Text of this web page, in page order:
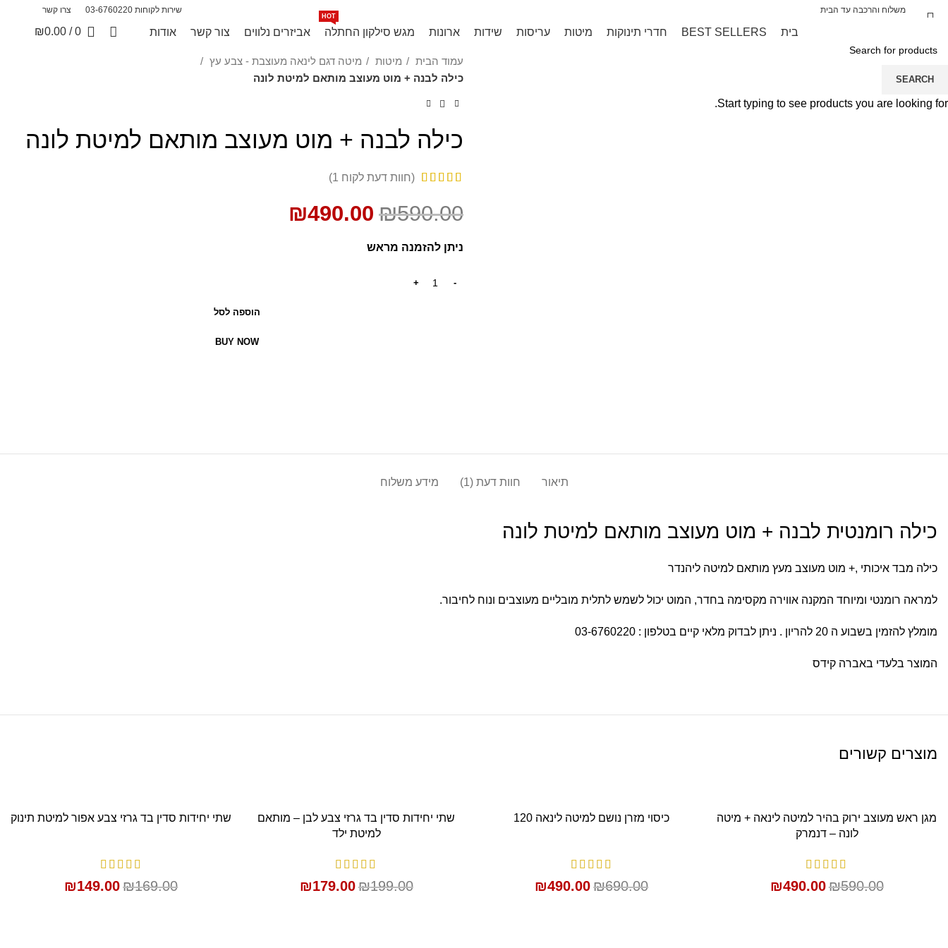
משלוח והרכבה עד הבית שירות לקוחות 03-6760220 צרו קשר
בית BEST SELLERS חדרי תינוקות מיטות עריסות שידות ארונות מגש סילקון החתלה
HOT
אביזרים נלווים צור קשר אודות 0
/
₪0.00
עמוד הבית מיטות
מיטה דגם לינאה מעוצבת - צבע עץ
כילה לבנה + מוט מעוצב מותאם למיטת לונה
כילה לבנה + מוט מעוצב מותאם למיטת לונה
(חוות דעת לקוח 1
)
₪590.00
₪490.00
ניתן להזמנה מראש
הוספה לסל
BUY NOW
תיאור חוות דעת (1) מידע משלוח
כילה רומנטית לבנה + מוט מעוצב מותאם למיטת לונה
כילה מבד איכותי ,+ מוט מעוצב מעץ מותאם למיטה ליהנדר
למראה רומנטי ומיוחד המקנה אווירה מקסימה בחדר, המוט יכול לשמש לתלית מובליים מעוצבים ונוח לחיבור.
מומלץ להזמין בשבוע ה 20 להריון . ניתן לבדוק מלאי קיים בטלפון : 03-6760220
המוצר בלעדי באברה קידס
מוצרים קשורים
הוספה לסל
מגן ראש מעוצב ירוק בהיר למיטה לינאה + מיטה
לונה – דנמרק
₪590.00
₪490.00
הוספה לסל
כיסוי מזרן נושם למיטה לינאה 120
₪690.00
₪490.00
הוספה לסל
שתי יחידות סדין בד גרזי צבע לבן – מותאם
למיטת ילד
₪199.00
₪179.00
הוספה לסל
שתי יחידות סדין בד גרזי צבע אפור למיטת תינוק
₪169.00
₪149.00
SEARCH
Start typing to see products you are looking for.